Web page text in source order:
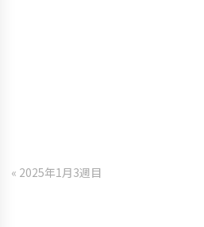
« 2025年1月3週目